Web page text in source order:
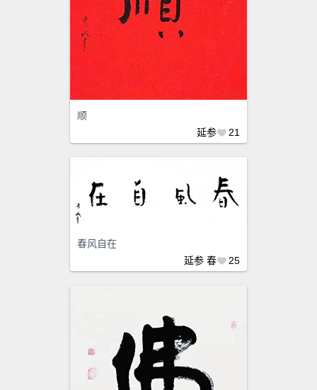
顺
延参
21
春风自在
延参 春 25